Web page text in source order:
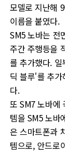
모델로 지난해
이름을 붙였다.
SM5 노바는 전
주간 주행등을
를 추가했다.
딕 블루'를 추
다.
또 SM7 노바에
템을 SM5 노바
은 스마트폰과
템으로, 안드로